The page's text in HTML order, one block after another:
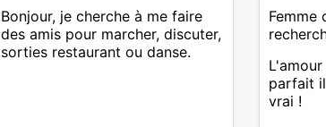
Bonjour, je cherche à me faire
des amis pour marcher, discuter,
sorties restaurant ou danse.
Femme
parfait
vrai !